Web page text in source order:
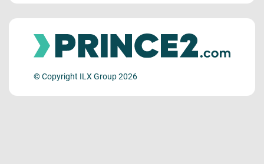
© Copyright ILX Group 2026